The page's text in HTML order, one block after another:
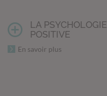
LA PSYCHOLOGIE
POSITIVE
En savoir plus